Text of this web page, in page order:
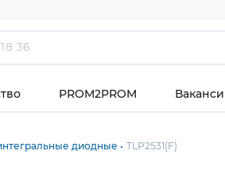
PROM2PROM
диодные TLP2531(F)